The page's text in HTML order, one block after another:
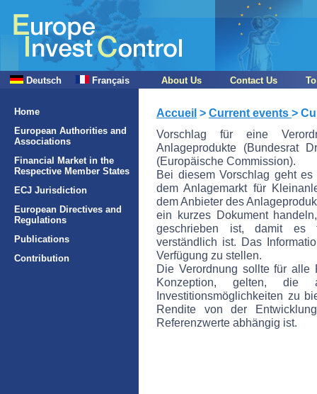
Deutsch Français About Us Contact Us
Home
European Authorities and
Associations
Financial Market in the
Respective Member States
ECJ Jurisdiction
European Directives and
Regulations
Publications
Contribution
Accueil > Current events >
Vorschlag für eine
Anlageprodukte (Bundesrat
(Europäische Commission).
Bei diesem Vorschlag geht
dem Anlagemarkt für
dem Anbieter des
ein kurzes Dokument
geschrieben ist, damit es
verständlich ist. Das
Verfügung zu stellen.
Die Verordnung sollte für alle
Konzeption, gelten, die
Investitionsmöglichkeiten zu
Rendite von der
Referenzwerte abhängig ist.